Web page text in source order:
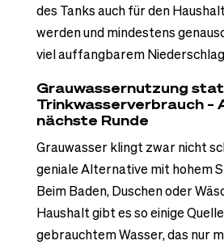
des Tanks auch für den
werden und mindestens
viel auffangbarem
Grauwassernutzung
Trinkwasserverbrauch –
nächste Runde
Grauwasser klingt zwar nicht
geniale Alternative mit hohem
Beim Baden, Duschen oder
Haushalt gibt es so einige
gebrauchtem Wasser, das nur